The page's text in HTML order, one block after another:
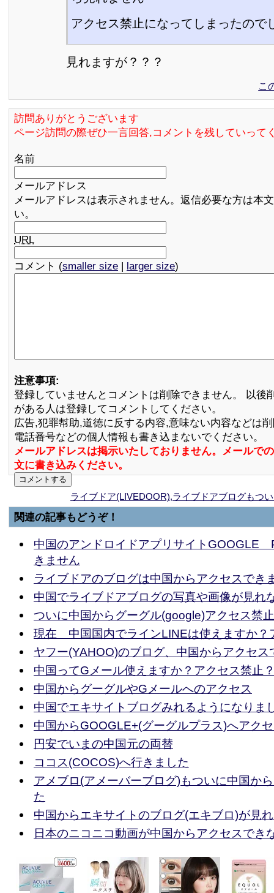
アクセス禁止になってしまったので
見れますが？？？
こ
訪問ありがとうございます
ページ訪問の際ぜひ一言回答,コメントを残していって
名前
メールアドレス
メールアドレスは表示されません。返信必要な方は本
い。
URL
コメント (smaller size | larger size)
注意事項:
登録していませんとコメントは削除できません。 以後
がある人は登録してコメントしてください。
広告,犯罪幇助,道徳に反する内容,意味ない内容などは
電話番号などの個人情報も書き込まないでください。
メールアドレスは掲示いたしておりません。メールで
文に書き込みください。
ライブドア(LIVEDOOR),ライブドアブログもつ
関連の記事もどうぞ！
中国のアンドロイドアプリサイトGOOGLE
きません
ライブドアのブログは中国からアクセスでき
中国でライブドアブログの写真や画像が見れ
ついに中国からグーグル(google)アクセス禁
現在 中国国内でラインLINEは使えますか？
ヤフー(YAHOO)のブログ、中国からアクセス
中国ってGメール使えますか？アクセス禁止
中国からグーグルやGメールへのアクセス
中国でエキサイトブログみれるようになりま
中国からGOOGLE+(グーグルプラス)へアク
円安でいまの中国元の両替
ココス(COCOS)へ行きました
アメブロ(アメーバーブログ)もついに中国か
た
中国からエキサイトのブログ(エキブロ)が見
日本のニコニコ動画が中国からアクセスでき